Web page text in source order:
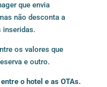
que envia
não desconta a
inseridas.
os valores que
e outro.
o hotel e as OTAs.